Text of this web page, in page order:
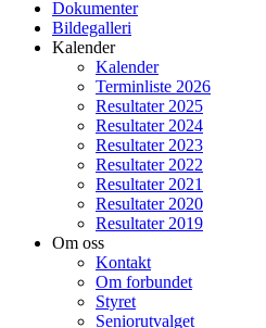
Dokumenter
Bildegalleri
Kalender
Kalender
Terminliste 2026
Resultater 2025
Resultater 2024
Resultater 2023
Resultater 2022
Resultater 2021
Resultater 2020
Resultater 2019
Om oss
Kontakt
Om forbundet
Styret
Seniorutvalget